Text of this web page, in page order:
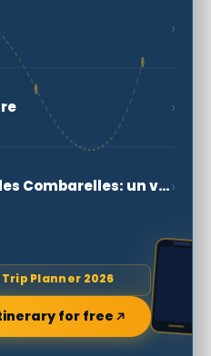
›
›
Scopri le Grotte des Combarelles: un viaggio nella preistoria›
Planner 2026
for free